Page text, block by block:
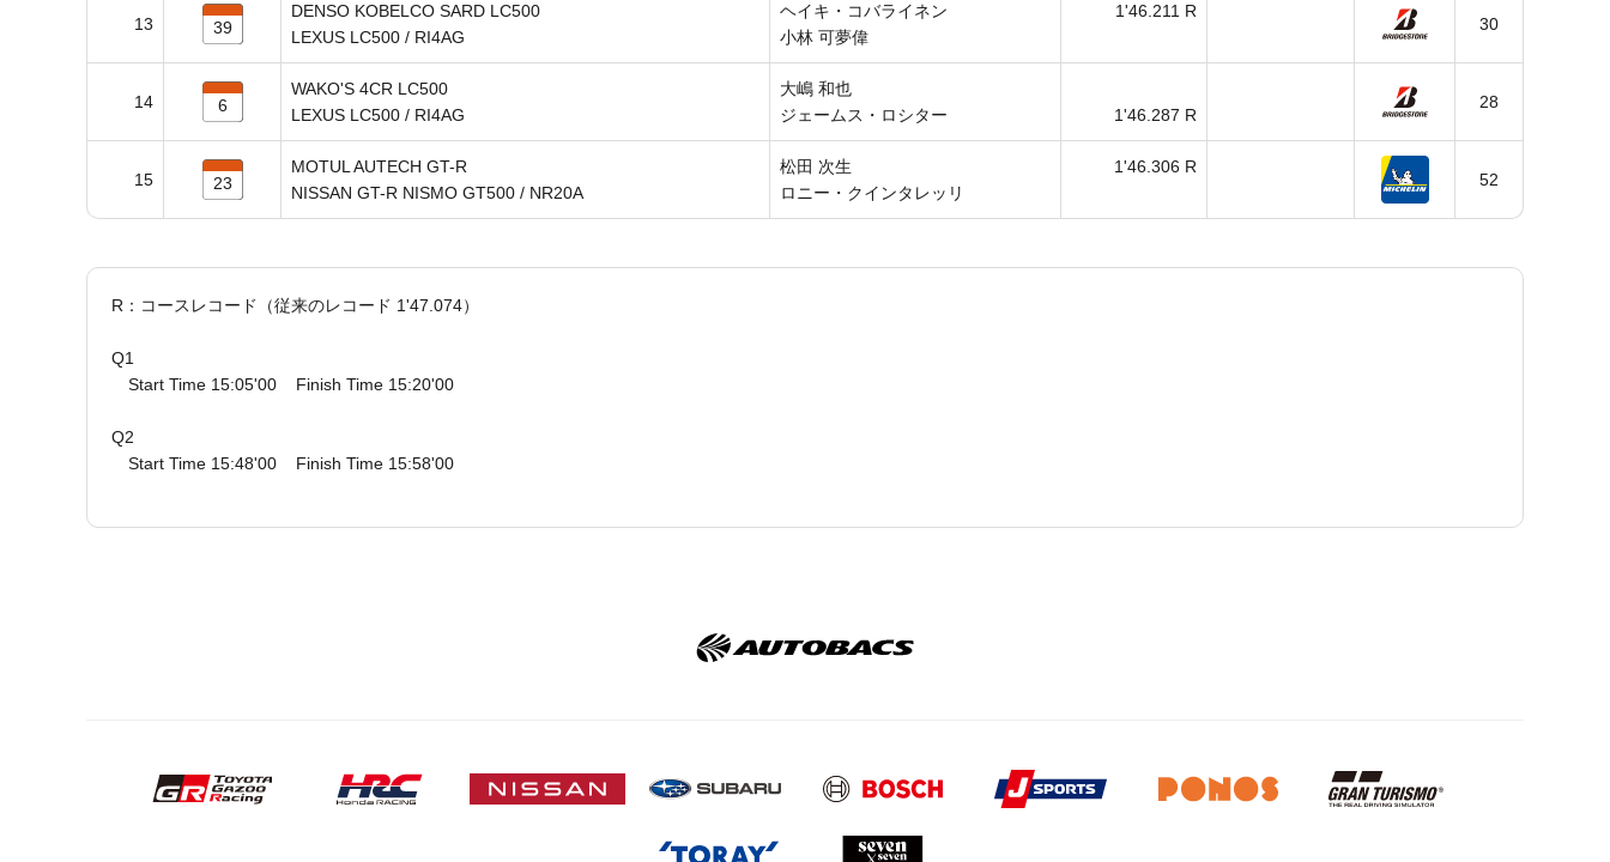
13 39
DENSO KOBELCO SARD LC500
LEXUS LC500 / RI4AG
ヘイキ・コバライネン
小林 可夢偉
1'46.211 R
30
14 6
WAKO'S 4CR LC500
LEXUS LC500 / RI4AG
大嶋 和也
ジェームス・ロシター
1'46.287 R
28
15 23
MOTUL AUTECH GT-R
NISSAN GT-R NISMO GT500 / NR20A
松田 次生
ロニー・クインタレッリ
1'46.306 R
52
R：コースレコード（従来のレコード 1'47.074）
Q1
Start Time 15:05'00 Finish Time 15:20'00
Q2
Start Time 15:48'00 Finish Time 15:58'00